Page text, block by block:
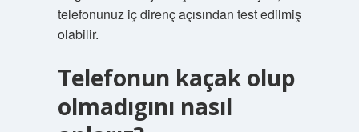
telefonunuz iç direnç açısından test edilmiş
olabilir.
Telefonun kaçak olup
olmadıgını nasıl